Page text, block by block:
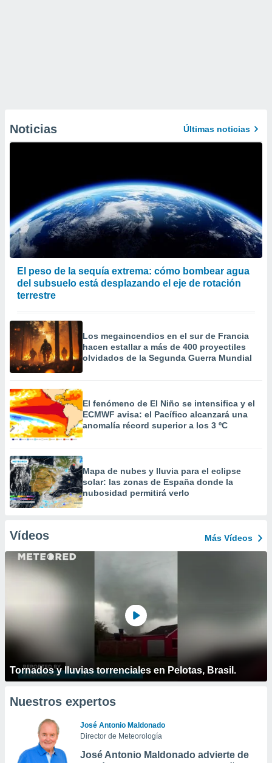
Noticias Últimas noticias
El peso de la sequía extrema: cómo bombear agua
del subsuelo está desplazando el eje de rotación
terrestre
Los megaincendios en el sur de Francia
hacen estallar a más de 400 proyectiles
olvidados de la Segunda Guerra Mundial
El fenómeno de El Niño se intensifica y el
ECMWF avisa: el Pacífico alcanzará una
anomalía récord superior a los 3 ºC
Mapa de nubes y lluvia para el eclipse
solar: las zonas de España donde la
nubosidad permitirá verlo
Vídeos Más Vídeos
Tornados y lluvias torrenciales en Pelotas, Brasil.
Nuestros expertos
José Antonio Maldonado
Director de Meteorología
José Antonio Maldonado advierte de